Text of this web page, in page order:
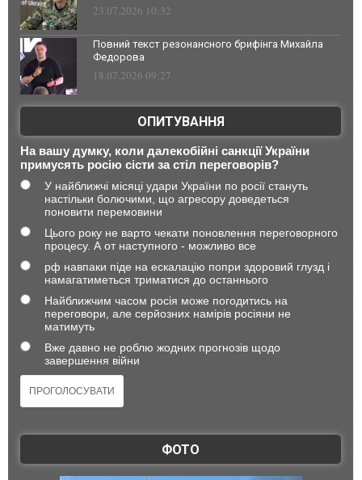
23.07.2026 10:32
Повний текст резонансного брифінга Михайла
Федорова
18.07.2026 09:27
ОПИТУВАННЯ
На вашу думку, коли далекобійні санкції України
примусять росію сісти за стіл переговорів?
У найближчі місяці удари України по росії стануть
настільки болючими, що агресору доведеться
поновити перемовини
Цього року не варто чекати поновлення переговорного
процесу. А от наступного - можливо все
рф навпаки піде на ескалацію попри здоровий глузд і
намагатиметься триматися до останнього
Найближчим часом росія може погодитись на
переговори, але серйозних намірів росіяни не
матимуть
Вже давно не роблю жодних прогнозів щодо
завершення війни
ФОТО